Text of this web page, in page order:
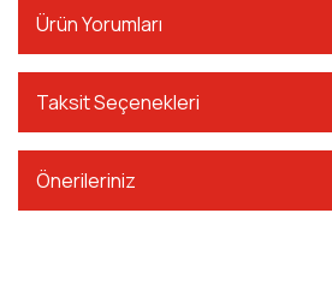
Ürün Yorumları
Taksit Seçenekleri
Önerileriniz